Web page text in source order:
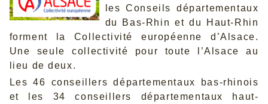
les Conseils départementaux
du Bas-Rhin et du Haut-Rhin
forment la Collectivité européenne d’Alsace.
Une seule collectivité pour toute l’Alsace au
lieu de deux.
Les 46 conseillers départementaux bas-rhinois
et les 34 conseillers départementaux haut-